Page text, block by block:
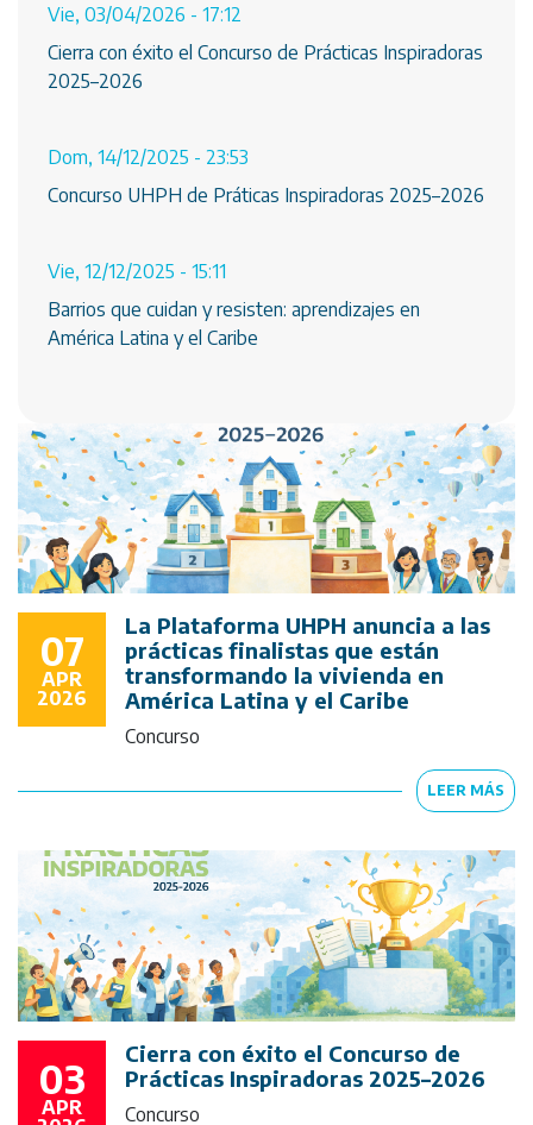
Vie, 03/04/2026 - 17:12
Cierra con éxito el Concurso de Prácticas Inspiradoras
2025–2026
Dom, 14/12/2025 - 23:53
Concurso UHPH de Práticas Inspiradoras 2025–2026
Vie, 12/12/2025 - 15:11
Barrios que cuidan y resisten: aprendizajes en
América Latina y el Caribe
07
APR
2026
La Plataforma UHPH anuncia a las
prácticas finalistas que están
transformando la vivienda en
América Latina y el Caribe
Concurso
LEER MÁS
03
APR
Cierra con éxito el Concurso de
Prácticas Inspiradoras 2025–2026
Concurso